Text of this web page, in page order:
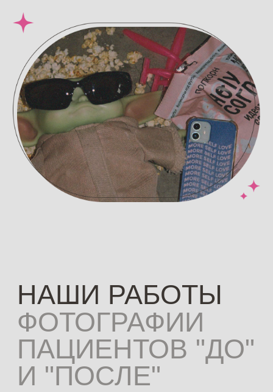
+7 901 349 62 49
hi@estepil.ru
ООО "ЭСТЭПИЛБЬЮТИ" ©2026
Документы
Политика конфиденциальности
Пользовательское соглашение
Публичная оферта
выходных
Бесплатные парковки во всех
пространствах